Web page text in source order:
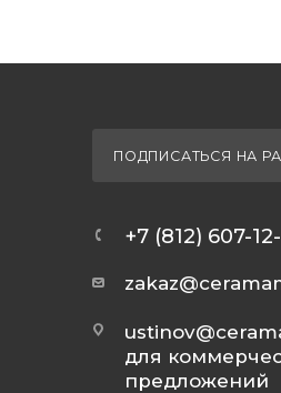
ПОДПИСАТЬСЯ НА
+7 (812) 607-
для
предложений